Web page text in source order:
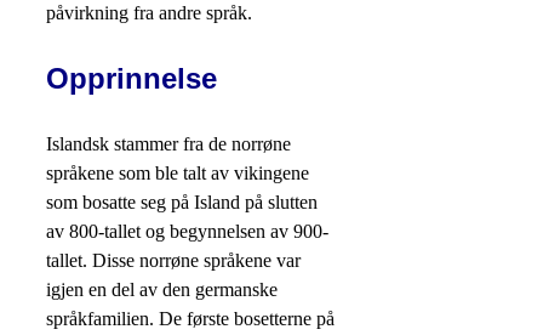
påvirkning fra andre språk.
Opprinnelse
Islandsk stammer fra de norrøne
språkene som ble talt av vikingene
som bosatte seg på Island på slutten
av 800-tallet og begynnelsen av 900-
tallet. Disse norrøne språkene var
igjen en del av den germanske
språkfamilien. De første bosetterne på